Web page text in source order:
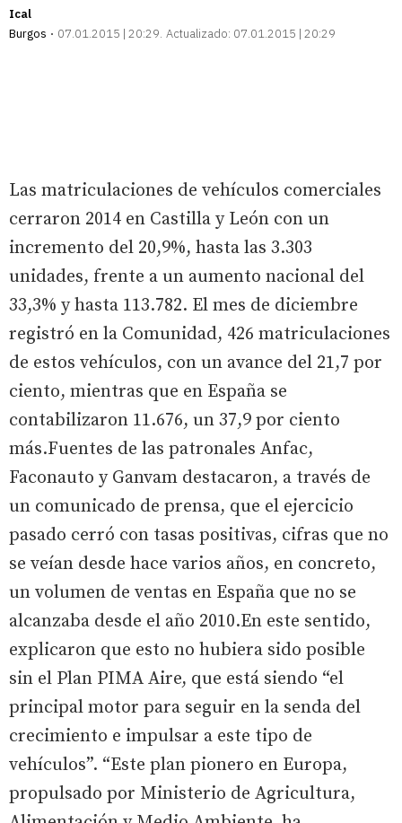
Ical
Burgos
07.01.2015 | 20:29 Actualizado: 07.01.2015 | 20:29
Las matriculaciones de vehículos comerciales
cerraron 2014 en Castilla y León con un
incremento del 20,9%, hasta las 3.303
unidades, frente a un aumento nacional del
33,3% y hasta 113.782. El mes de diciembre
registró en la Comunidad, 426 matriculaciones
de estos vehículos, con un avance del 21,7 por
ciento, mientras que en España se
contabilizaron 11.676, un 37,9 por ciento
más.Fuentes de las patronales Anfac,
Faconauto y Ganvam destacaron, a través de
un comunicado de prensa, que el ejercicio
pasado cerró con tasas positivas, cifras que no
se veían desde hace varios años, en concreto,
un volumen de ventas en España que no se
alcanzaba desde el año 2010.En este sentido,
explicaron que esto no hubiera sido posible
sin el Plan PIMA Aire, que está siendo “el
principal motor para seguir en la senda del
crecimiento e impulsar a este tipo de
vehículos”. “Este plan pionero en Europa,
propulsado por Ministerio de Agricultura,